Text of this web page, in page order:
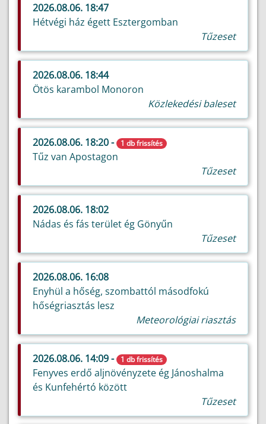
2026.08.06. 18:47
Hétvégi ház égett Esztergomban
Tűzeset
2026.08.06. 18:44
Ötös karambol Monoron
Közlekedési baleset
2026.08.06. 18:20 - 1 db frissítés
Tűz van Apostagon
Tűzeset
2026.08.06. 18:02
Nádas és fás terület ég Gönyűn
Tűzeset
2026.08.06. 16:08
Enyhül a hőség, szombattól másodfokú
hőségriasztás lesz
Meteorológiai riasztás
2026.08.06. 14:09 - 1 db frissítés
Fenyves erdő aljnövényzete ég Jánoshalma
és Kunfehértó között
Tűzeset